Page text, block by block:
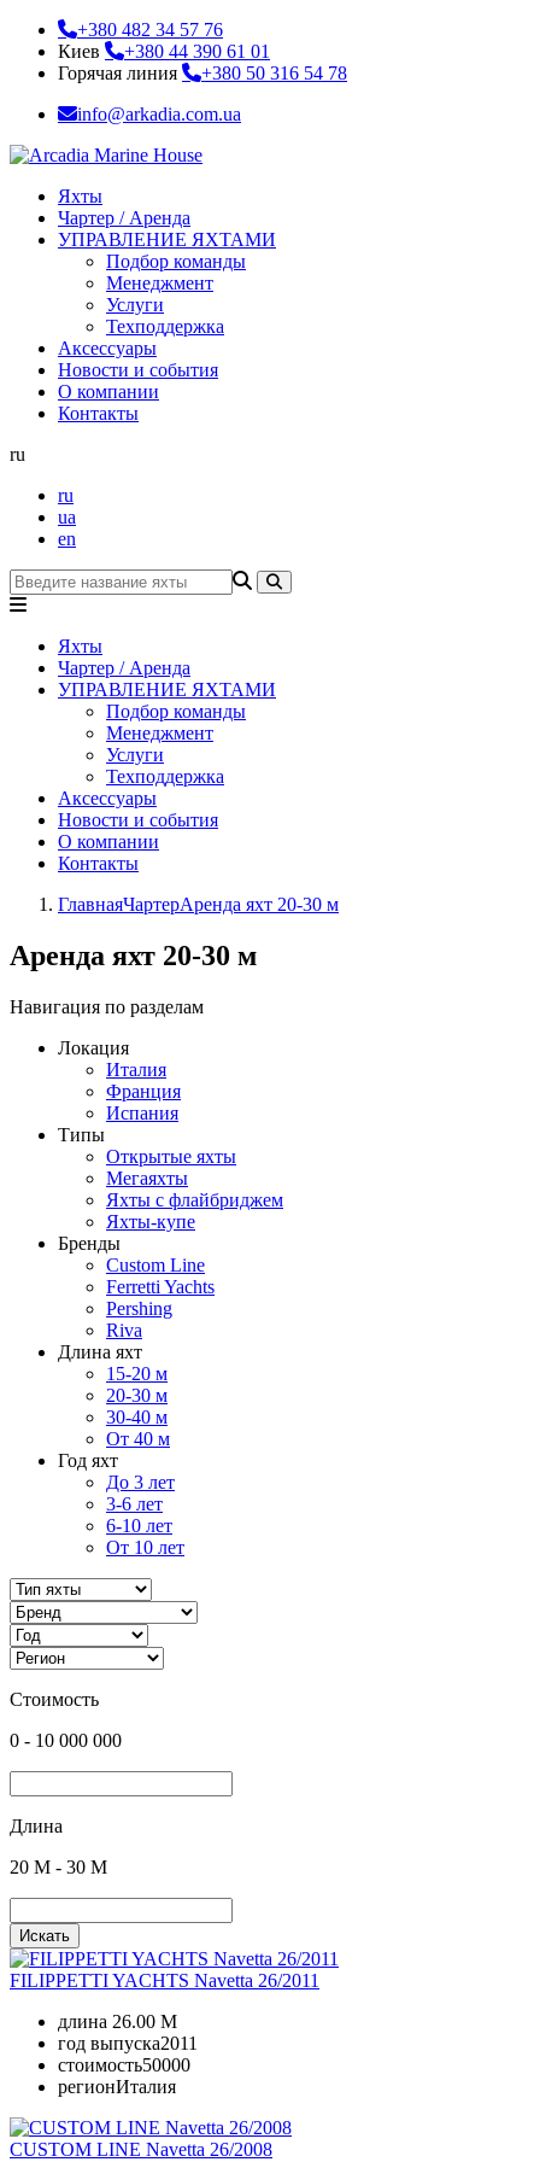
+380 482 34 57 76
Киев
+380 44 390 61 01
Горячая линия
+380 50 316 54 78
info@arkadia.com.ua
Яхты
Чартер / Аренда
УПРАВЛЕНИЕ ЯХТАМИ
Подбор команды
Менеджмент
Услуги
Техподдержка
Аксессуары
Новости и события
О компании
Контакты
ru
ru
ua
en
Яхты
Чартер / Аренда
УПРАВЛЕНИЕ ЯХТАМИ
Подбор команды
Менеджмент
Услуги
Техподдержка
Аксессуары
Новости и события
О компании
Контакты
ГлавнаяЧартерАренда яхт 20-30 м
Аренда яхт 20-30 м
Навигация по разделам
Локация
Италия
Франция
Испания
Типы
Открытые яхты
Мегаяхты
Яхты с флайбриджем
Яхты-купе
Бренды
Custom Line
Ferretti Yachts
Pershing
Riva
Длина яхт
15-20 м
20-30 м
30-40 м
От 40 м
Год яхт
До 3 лет
3-6 лет
6-10 лет
От 10 лет
Стоимость
0 - 10 000 000
Длина
20 M - 30 M
Искать
FILIPPETTI YACHTS Navetta 26/2011
длина 26.00 M
год выпуска2011
стоимость50000
регионИталия
CUSTOM LINE Navetta 26/2008